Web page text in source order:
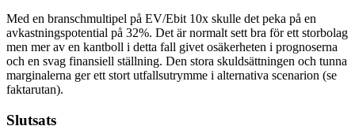
Med en branschmultipel på EV/Ebit 10x skulle det peka på en
avkastningspotential på 32%. Det är normalt sett bra för ett storbolag
men mer av en kantboll i detta fall givet osäkerheten i prognoserna
och en svag finansiell ställning. Den stora skuldsättningen och tunna
marginalerna ger ett stort utfallsutrymme i alternativa scenarion (se
faktarutan).
Slutsats